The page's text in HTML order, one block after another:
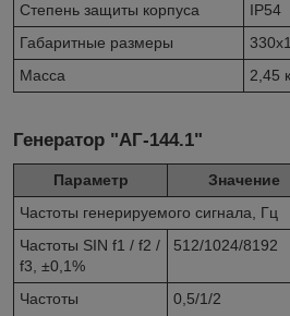
Степень защиты корпуса
IP54
Габаритные размеры
Масса
2,45
Генератор "АГ-144.1"
Параметр
Значение
Частоты генерируемого сигнала, Гц
Частоты SIN f1 / f2 /
f3, ±0,1%
512/1024/8192
Частоты
0,5/1/2